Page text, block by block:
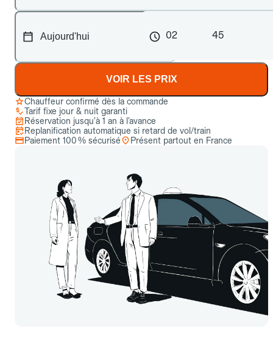
02 45
VOIR LES PRIX
Chauffeur confirmé dès la commande
Tarif fixe jour & nuit garanti
Réservation jusqu’à 1 an à l’avance
Replanification automatique si retard de vol/train
Paiement 100 % sécurisé
Présent partout en France